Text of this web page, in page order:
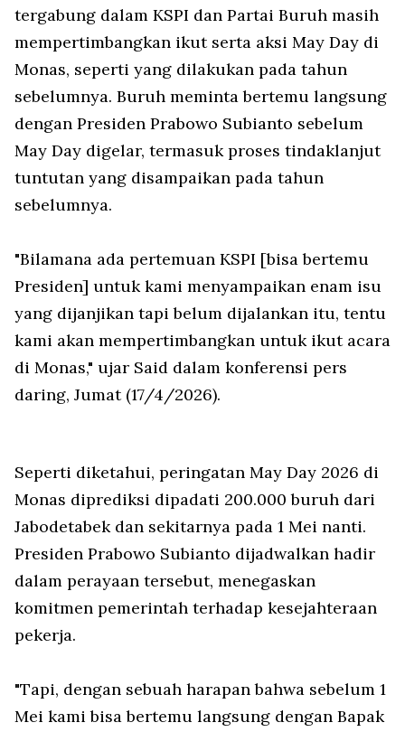
tergabung dalam KSPI dan Partai Buruh masih
mempertimbangkan ikut serta aksi May Day di
Monas, seperti yang dilakukan pada tahun
sebelumnya. Buruh meminta bertemu langsung
dengan Presiden Prabowo Subianto sebelum
May Day digelar, termasuk proses tindaklanjut
tuntutan yang disampaikan pada tahun
sebelumnya.
"Bilamana ada pertemuan KSPI [bisa bertemu
Presiden] untuk kami menyampaikan enam isu
yang dijanjikan tapi belum dijalankan itu, tentu
kami akan mempertimbangkan untuk ikut acara
di Monas," ujar Said dalam konferensi pers
daring, Jumat (17/4/2026).
Seperti diketahui, peringatan May Day 2026 di
Monas diprediksi dipadati 200.000 buruh dari
Jabodetabek dan sekitarnya pada 1 Mei nanti.
Presiden Prabowo Subianto dijadwalkan hadir
dalam perayaan tersebut, menegaskan
komitmen pemerintah terhadap kesejahteraan
pekerja.
"Tapi, dengan sebuah harapan bahwa sebelum 1
Mei kami bisa bertemu langsung dengan Bapak